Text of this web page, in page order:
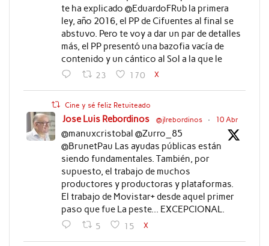
te ha explicado @EduardoFRub la primera
ley, año 2016, el PP de Cifuentes al final se
abstuvo. Pero te voy a dar un par de detalles
más, el PP presentó una bazofia vacía de
contenido y un cántico al Sol a la que le
23 170 X
Cine y sé feliz Retuiteado
Jose Luis Rebordinos @jlrebordinos · 10 Abr
@manuxcristobal @Zurro_85
@BrunetPau Las ayudas públicas están
siendo fundamentales. También, por
supuesto, el trabajo de muchos
productores y productoras y plataformas.
El trabajo de Movistar+ desde aquel primer
paso que fue La peste... EXCEPCIONAL.
5 15 X